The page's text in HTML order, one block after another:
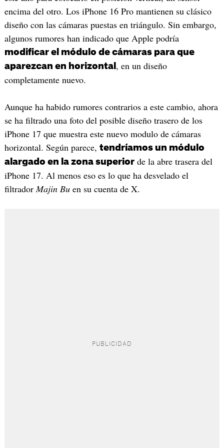
encima del otro. Los iPhone 16 Pro mantienen su clásico
diseño con las cámaras puestas en triángulo. Sin embargo,
algunos rumores han indicado que Apple podría
modificar el módulo de cámaras para que
aparezcan en horizontal , en un diseño
completamente nuevo.
Aunque ha habido rumores contrarios a este cambio, ahora
se ha filtrado una foto del posible diseño trasero de los
iPhone 17 que muestra este nuevo modulo de cámaras
horizontal. Según parece, tendríamos un módulo
alargado en la zona superiorde la abre trasera del
iPhone 17. Al menos eso es lo que ha desvelado el
filtrador Majin Buen su cuenta de X.